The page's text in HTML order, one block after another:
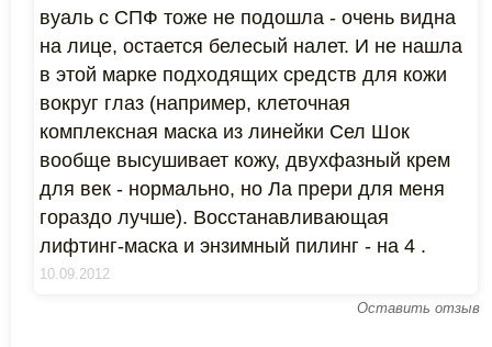
вуаль с СПФ тоже не подошла - очень видна
на лице, остается белесый налет. И не нашла
в этой марке подходящих средств для кожи
вокруг глаз (например, клеточная
комплексная маска из линейки Сел Шок
вообще высушивает кожу, двухфазный крем
для век - нормально, но Ла прери для меня
гораздо лучше). Восстанавливающая
лифтинг-маска и энзимный пилинг - на 4 .
10.09.2012
Оставить отзыв